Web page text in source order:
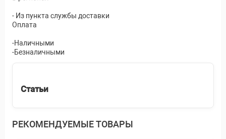
- Из пункта службы доставки
Оплата
-Наличными
-Безналичными
Статьи
РЕКОМЕНДУЕМЫЕ ТОВАРЫ